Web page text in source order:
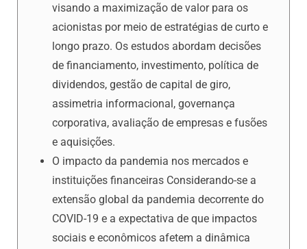
visando a maximização de valor para os
acionistas por meio de estratégias de curto e
longo prazo. Os estudos abordam decisões
de financiamento, investimento, política de
dividendos, gestão de capital de giro,
assimetria informacional, governança
corporativa, avaliação de empresas e fusões
e aquisições.
O impacto da pandemia nos mercados e
instituições financeiras Considerando-se a
extensão global da pandemia decorrente do
COVID-19 e a expectativa de que impactos
sociais e econômicos afetem a dinâmica